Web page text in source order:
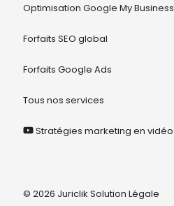
Optimisation Google My Business
Forfaits SEO global
Forfaits Google Ads
Tous nos services
Stratégies marketing en vidéo
© 2026 Juriclik Solution Légale